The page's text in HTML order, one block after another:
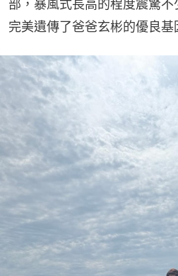
部，暴風式長高的程度震驚
完美遺傳了爸爸玄彬的優良基